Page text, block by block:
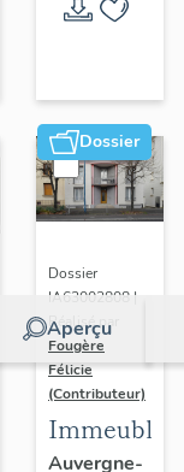
Dossier
Aperçu
Dossier
IA63002808 |
Réalisé par
Fougère
Félicie
(Contributeur)
Immeuble
Auvergne-